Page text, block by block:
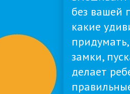
без вашей
какие
замки,
делает